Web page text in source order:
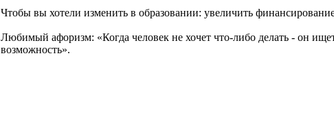
Чтобы вы хотели изменить в образовании: увеличить
Любимый афоризм: «Когда человек не хочет что-либо делать - он
возможность».